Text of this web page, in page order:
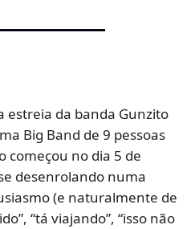
estreia da banda Gunzito
Big Band de 9 pessoas
começou no dia 5 de
desenrolando numa
(e naturalmente de
“tá viajando”, “isso não